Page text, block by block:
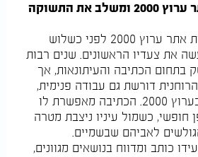
עידו לוי – כתב באתר ערוץ 2000 ומשלב את התשוקה
עידו לוי הצטרף לצוות אתר ערוץ 2000 לפני כשלוש
את צעדיו הראשונים. שנים רבות
בתחום הכתיבה והעיתונאות, אך
דורשת גם עבודה פנימית,
הוא מצא את מקומו בערוץ 2000. הכתיבה מאפשרת לו
כשמול עיניו ניצבת מטרה
לאביהם שבשמיים.
כותב ומדווח בנושאים מגוונים,